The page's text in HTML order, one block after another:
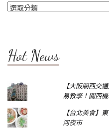
Categories
Hot News
【大阪關西交
易教學！關西
【台北美食】
河夜市